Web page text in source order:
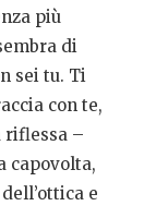
più
di
sei tu. Ti
con te,
riflessa –
capovolta,
e